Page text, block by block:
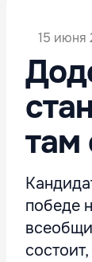
15 июня
там
победе